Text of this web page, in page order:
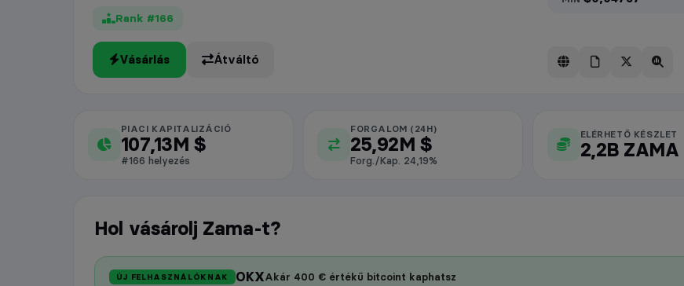
Rank #166
Vásárlás Átváltó
Zama piaci adatok
PIACI KAPITALIZÁCIÓ
107,13M $
#166 helyezés
FORGALOM (24H)
25,92M $
Forg./Kap. 24,19%
ELÉRHETŐ KÉSZLET
2,2B ZAMA
Hol vásárolj Zama-t?
ÚJ FELHASZNÁLÓKNAK OKXAkár 400 € értékű bitcoint kaphatsz